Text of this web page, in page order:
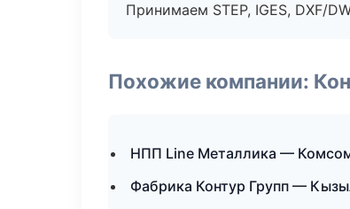
Принимаем STEP, IGES, DXF/
Похожие компании:
НПП Line Металлика —
Фабрика Контур Групп —